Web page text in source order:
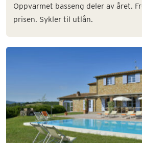
Oppvarmet basseng deler av året.
prisen. Sykler til utlån.